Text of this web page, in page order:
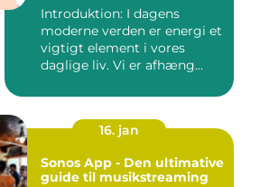
Introduktion: I dagens
moderne verden er energi et
vigtigt element i vores
daglige liv. Vi er afhæng...
16. jan
Sonos App - Den ultimative
guide til musikstreaming